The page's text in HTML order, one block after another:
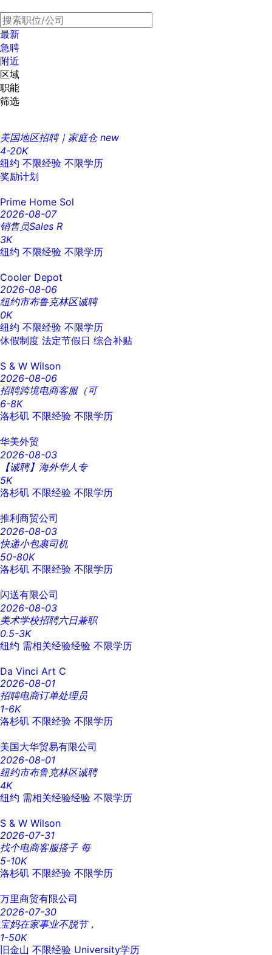
最新
急聘
附近
区域
职能
筛选
美国地区招聘｜家庭仓 new
4-20K
纽约 不限经验 不限学历
奖励计划
Prime Home Sol
2026-08-07
销售员Sales R
3K
纽约 不限经验 不限学历
Cooler Depot
2026-08-06
纽约市布鲁克林区诚聘
0K
纽约 不限经验 不限学历
休假制度 法定节假日 综合补贴
S & W Wilson
2026-08-06
招聘跨境电商客服（可
6-8K
洛杉矶 不限经验 不限学历
华美外贸
2026-08-03
【诚聘】海外华人专
5K
洛杉矶 不限经验 不限学历
推利商贸公司
2026-08-03
快递小包裹司机
50-80K
洛杉矶 不限经验 不限学历
闪送有限公司
2026-08-03
美术学校招聘六日兼职
0.5-3K
纽约 需相关经验经验 不限学历
Da Vinci Art C
2026-08-01
招聘电商订单处理员
1-6K
洛杉矶 不限经验 不限学历
美国大华贸易有限公司
2026-08-01
纽约市布鲁克林区诚聘
4K
纽约 需相关经验经验 不限学历
S & W Wilson
2026-07-31
找个电商客服搭子 每
5-10K
洛杉矶 不限经验 不限学历
万里商贸有限公司
2026-07-30
宝妈在家事业不脱节，
1-50K
旧金山 不限经验 University学历